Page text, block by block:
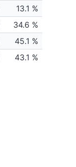
13.1 %
34.6 %
45.1 %
43.1 %